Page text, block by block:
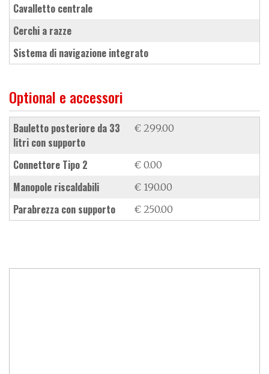
cavalletto centrale
cerchi a razze
sistema di navigazione integrato
Optional e accessori
bauletto posteriore da 33
litri con supporto
€ 299.00
connettore Tipo 2 € 0.00
manopole riscaldabili € 190.00
parabrezza con supporto € 250.00